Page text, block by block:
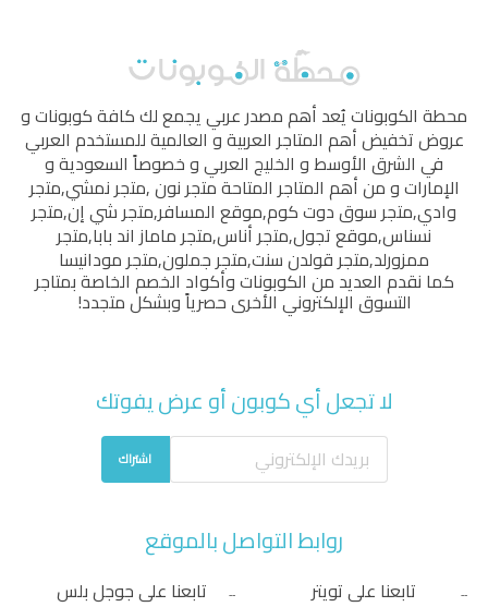
محطة الكوبوناتيُعد أهم مصدر عربي يجمع لك كافة كوبونات و
عروض تخفيض أهم المتاجر العربية و العالمية للمستخدم العربي
في الشرق الأوسط و الخليج العربي و خصوصاً السعودية و
الإمارات و من أهم المتاجر المتاحةمتجر نون,متجر نمشي,متجر
وادي,متجر سوق دوت كوم,موقع المسافر,متجر شي إن,متجر
نسناس,موقع تجول,متجر أناس,متجر ماماز اند بابا,متجر
ممزورلد,متجر قولدن سنت,متجر جملون,متجر مودانيسا
كما نقدم العديد من الكوبونات وأكواد الخصم الخاصة بمتاجر
التسوق الإلكتروني الأخرى حصرياً وبشكل متجدد!
لا تجعل أي كوبون أو عرض يفوتك
اشتراك
روابط التواصل بالموقع
تابعنا على تويتر تابعنا على جوجل بلس